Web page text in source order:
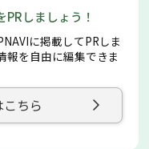
しましょう！
に掲載してPRしま
報を自由に編集できま
ちら